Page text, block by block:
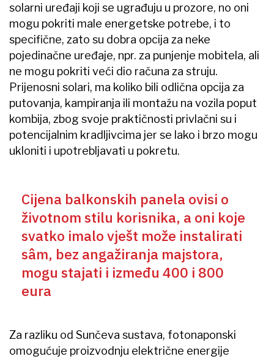
solarni uređaji koji se ugrađuju u prozore, no oni
mogu pokriti male energetske potrebe, i to
specifične, zato su dobra opcija za neke
pojedinačne uređaje, npr. za punjenje mobitela, ali
ne mogu pokriti veći dio računa za struju.
Prijenosni solari, ma koliko bili odlična opcija za
putovanja, kampiranja ili montažu na vozila poput
kombija, zbog svoje praktičnosti privlačni su i
potencijalnim kradljivcima jer se lako i brzo mogu
ukloniti i upotrebljavati u pokretu.
Cijena balkonskih panela ovisi o
životnom stilu korisnika, a oni koje
svatko imalo vješt može instalirati
sâm, bez angažiranja majstora,
mogu stajati i između 400 i 800
eura
Za razliku od Sunčeva sustava, fotonaponski
omogućuje proizvodnju električne energije